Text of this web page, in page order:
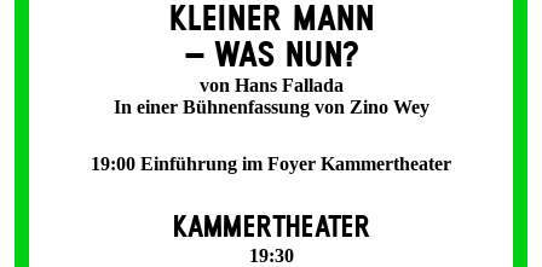
KLEINER MANN
– WAS NUN?
von Hans Fallada
In einer Bühnenfassung von Zino Wey
19:00 Einführung im Foyer Kammertheater
KAMMERTHEATER
19:30